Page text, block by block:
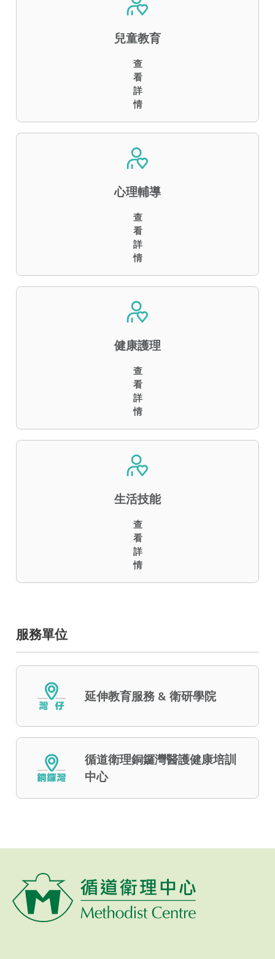
兒童教育
查
看
詳
情
心理輔導
查
看
詳
情
健康護理
查
看
詳
情
生活技能
查
看
詳
情
服務單位
延伸教育服務 & 衛研學院
循道衛理銅鑼灣醫護健康培訓
中心